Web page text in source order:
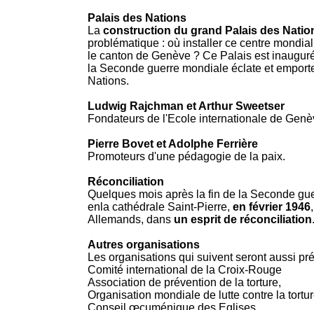
Palais des Nations
La construction du grand Palais des
problématique : où installer ce centre
le canton de Genève ? Ce Palais est
la Seconde guerre mondiale éclate et
Nations.
Ludwig Rajchman et Arthur Sweetser
Fondateurs de l'Ecole internationale de
Pierre Bovet et Adolphe Ferrière
Promoteurs d'une pédagogie de la paix.
Réconciliation
Quelques mois après la fin de la Seconde
enla cathédrale Saint-Pierre, en février 1946
Allemands, dans un esprit de réconciliation.
Autres organisations
Les organisations qui suivent seront aussi
Comité international de la Croix-Rouge
Association de prévention de la torture,
Organisation mondiale de lutte contre la
Conseil œcuménique des Eglises